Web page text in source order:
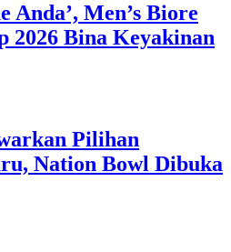
Anda’, Men’s Biore
2026 Bina Keyakinan
Pilihan
Nation Bowl Dibuka